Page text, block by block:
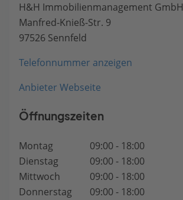
H&H Immobilienmanagement GmbH
Manfred-Knieß-Str. 9
97526 Sennfeld
Telefonnummer anzeigen
Anbieter Webseite
Öffnungszeiten
Montag
09:00 - 18:00
Dienstag
09:00 - 18:00
Mittwoch
09:00 - 18:00
Donnerstag
09:00 - 18:00